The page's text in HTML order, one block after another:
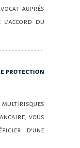
auprès
du
protection
vous
d’une